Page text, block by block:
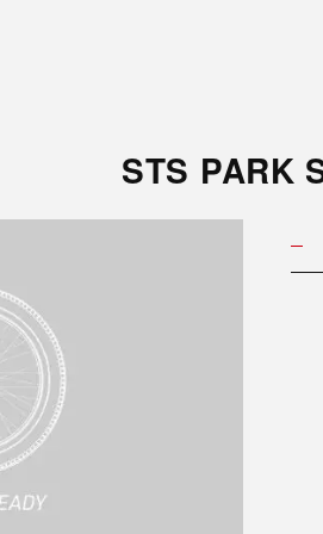
STS PARK